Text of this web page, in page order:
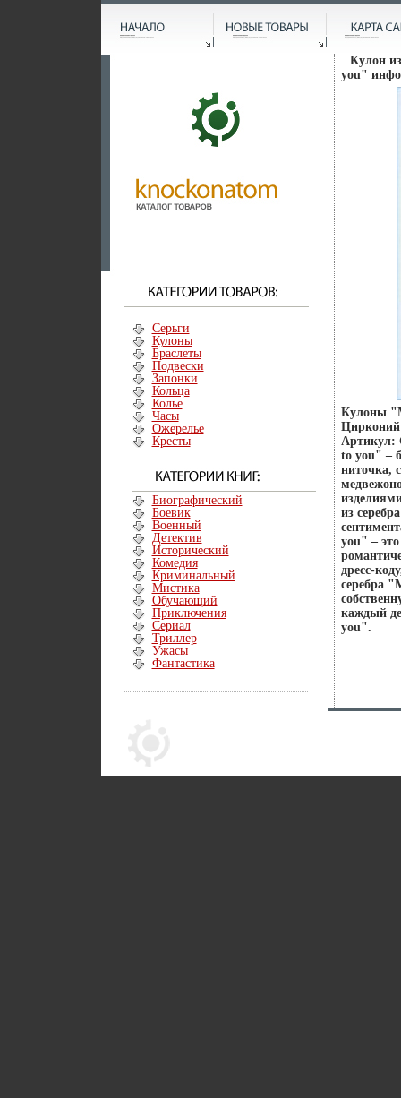
Серьги
Кулоны
Браслеты
Подвески
Запонки
Кольца
Колье
Часы
Ожерелье
Кресты
Биографический
Боевик
Военный
Детектив
Исторический
Комедия
Криминальный
Мистика
Обучающий
Приключения
Сериал
Триллер
Ужасы
Фантастика
Кулон
you" инфо
Кулоны
Цирконий
Артикул:
to you" –
ниточка,
из
you" –
дресс-
серебра
каждый
you".